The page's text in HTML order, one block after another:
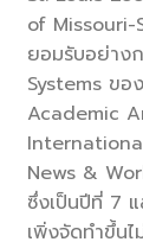
of Missouri-
ยอมรับอย่าง
Systems ขอ
Academic
News &
ซึ่งเป็นปีที่ 7
เพิ่งจัดทำขึ้น